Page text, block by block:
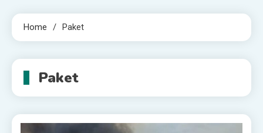
Home Paket
Paket